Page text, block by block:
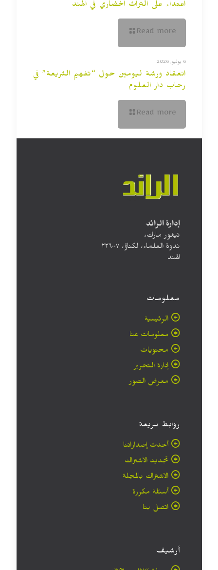
اعتداء على التراث الحضاري في الهند
Read more
6 يوليو, 2026
انعقاد ورشة ليومين حول “تفهيم الشريعة” في
رحاب دار العلوم
Read more
إدارة الرائد
تيغور مارك،
ندوة العلماء، لكناؤ، ۲۲٦۰۰۷
الهند
معلومات
الرئيسية
معلومات عنا
محتويات
إدارة التحرير
معرض الصور
روابط سريعة
أحدث إصداراتنا
تجديد الاشتراك
الاشتراك بالمجلة
أسئلة مكررة
اتصل بنا
أرشيف